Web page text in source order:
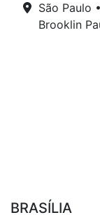
São Paulo
Brooklin
BRASÍLIA